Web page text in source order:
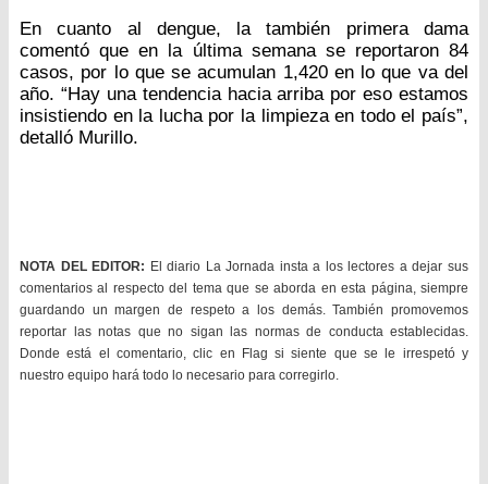
En cuanto al dengue, la también primera dama
comentó que en la última semana se reportaron 84
casos, por lo que se acumulan 1,420 en lo que va del
año. “Hay una tendencia hacia arriba por eso estamos
insistiendo en la lucha por la limpieza en todo el país”,
detalló Murillo.
NOTA DEL EDITOR: El diario La Jornada insta a los lectores a dejar sus
comentarios al respecto del tema que se aborda en esta página, siempre
guardando un margen de respeto a los demás. También promovemos
reportar las notas que no sigan las normas de conducta establecidas.
Donde está el comentario, clic en Flag si siente que se le irrespetó y
nuestro equipo hará todo lo necesario para corregirlo.